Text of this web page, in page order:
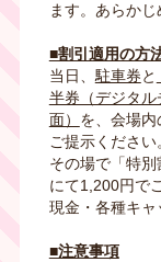
ます。あらかじ
■割引適用の方
当日、駐車券と
半券（デジタ
面） を、会場
ご提示ください
その場で「特
にて1,200円で
現金・各種キャ
■注意事項